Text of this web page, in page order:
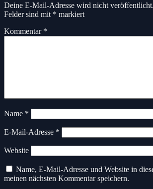
Deine E-Mail-Adresse wird nicht veröffentlicht.
Felder sind mit * markiert
Kommentar *
Name *
E-Mail-Adresse *
Website
Name, E-Mail-Adresse und Website in
meinen nächsten Kommentar speichern.